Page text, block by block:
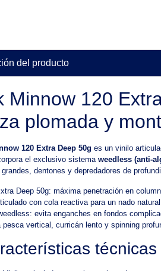
del producto
Minnow 120
plomada y
120 Extra Deep 50g es un vinilo
el exclusivo sistema weedless (anti-
dentones y depredadores de
Deep 50g: máxima penetración en
con cola reactiva para un nado natural
evita enganches en fondos
pesca vertical, curricán lento y spinning